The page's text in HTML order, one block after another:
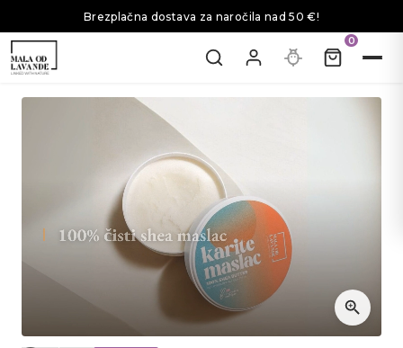
Brezplačna dostava za naročila nad 50 €!
0